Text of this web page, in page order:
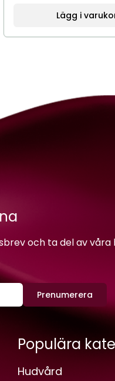
Lägg i
och ta del av
Prenumerera
Populära
Hudvård